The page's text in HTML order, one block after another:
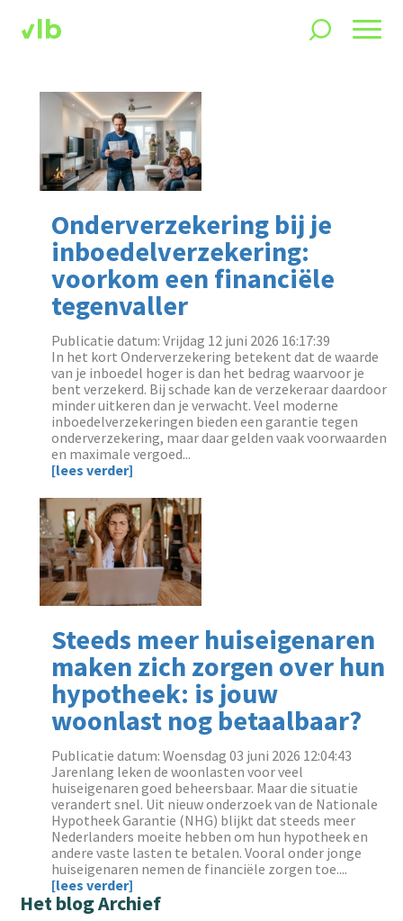
Onderverzekering bij je
inboedelverzekering:
voorkom een financiële
tegenvaller
Publicatie datum: Vrijdag 12 juni 2026 16:17:39
‌In het kort Onderverzekering betekent dat de waarde
van je inboedel hoger is dan het bedrag waarvoor je
bent verzekerd. Bij schade kan de verzekeraar daardoor
minder uitkeren dan je verwacht. Veel moderne
inboedelverzekeringen bieden een garantie tegen
onderverzekering, maar daar gelden vaak voorwaarden
en maximale vergoed...
[lees verder]
Steeds meer huiseigenaren
maken zich zorgen over hun
hypotheek: is jouw
woonlast nog betaalbaar?
Publicatie datum: Woensdag 03 juni 2026 12:04:43
Jarenlang leken de woonlasten voor veel
huiseigenaren goed beheersbaar. Maar die situatie
verandert snel. Uit nieuw onderzoek van de Nationale
Hypotheek Garantie (NHG) blijkt dat steeds meer
Nederlanders moeite hebben om hun hypotheek en
andere vaste lasten te betalen. Vooral onder jonge
huiseigenaren nemen de financiële zorgen toe....
[lees verder]
Het blog Archief